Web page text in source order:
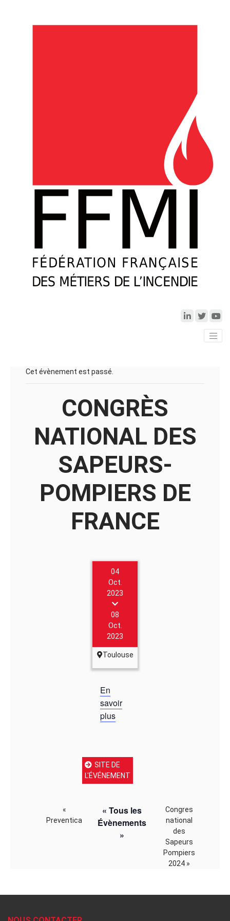
Cet évènement est passé.
CONGRÈS
NATIONAL DES
SAPEURS-
POMPIERS DE
FRANCE
04
Oct.
2023
08
Oct.
2023
Toulouse
En
savoir
plus
SITE DE
L'ÉVÉNEMENT
«
Preventica
« Tous les
Évènements
»
Congres
national
des
Sapeurs
Pompiers
2024 »